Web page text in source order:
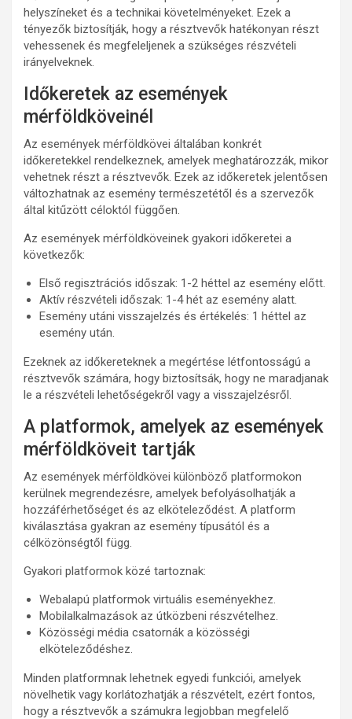
helyszíneket és a technikai követelményeket. Ezek a
tényezők biztosítják, hogy a résztvevők hatékonyan részt
vehessenek és megfeleljenek a szükséges részvételi
irányelveknek.
Időkeretek az események
mérföldköveinél
Az események mérföldkövei általában konkrét
időkeretekkel rendelkeznek, amelyek meghatározzák, mikor
vehetnek részt a résztvevők. Ezek az időkeretek jelentősen
változhatnak az esemény természetétől és a szervezők
által kitűzött céloktól függően.
Az események mérföldköveinek gyakori időkeretei a
következők:
Első regisztrációs időszak: 1-2 héttel az esemény előtt.
Aktív részvételi időszak: 1-4 hét az esemény alatt.
Esemény utáni visszajelzés és értékelés: 1 héttel az
esemény után.
Ezeknek az időkereteknek a megértése létfontosságú a
résztvevők számára, hogy biztosítsák, hogy ne maradjanak
le a részvételi lehetőségekről vagy a visszajelzésről.
A platformok, amelyek az események
mérföldköveit tartják
Az események mérföldkövei különböző platformokon
kerülnek megrendezésre, amelyek befolyásolhatják a
hozzáférhetőséget és az elköteleződést. A platform
kiválasztása gyakran az esemény típusától és a
célközönségtől függ.
Gyakori platformok közé tartoznak:
Webalapú platformok virtuális eseményekhez.
Mobilalkalmazások az útközbeni részvételhez.
Közösségi média csatornák a közösségi
elköteleződéshez.
Minden platformnak lehetnek egyedi funkciói, amelyek
növelhetik vagy korlátozhatják a részvételt, ezért fontos,
hogy a résztvevők a számukra legjobban megfelelő